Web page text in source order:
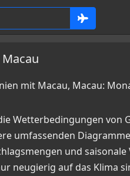
mit Macau, Macau:
Wetterbedingungen von
umfassenden
und
neugierig auf das Klima